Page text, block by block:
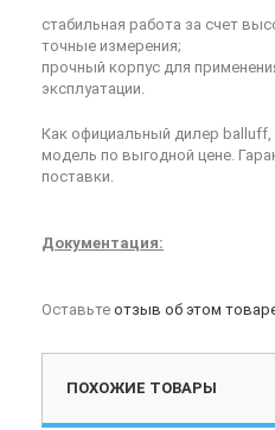
стабильная работа за счет
точные измерения;
прочный корпус для
эксплуатации.
Как официальный дилер
модель по выгодной цене.
поставки.
Документация:
Оставьте отзыв об этом
ПОХОЖИЕ ТОВАРЫ